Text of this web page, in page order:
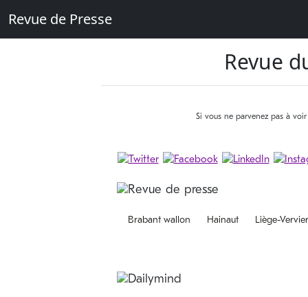
Revue de Presse
Revue
Si vous ne parvenez pas à
Brabant wallon Hainaut Liège-